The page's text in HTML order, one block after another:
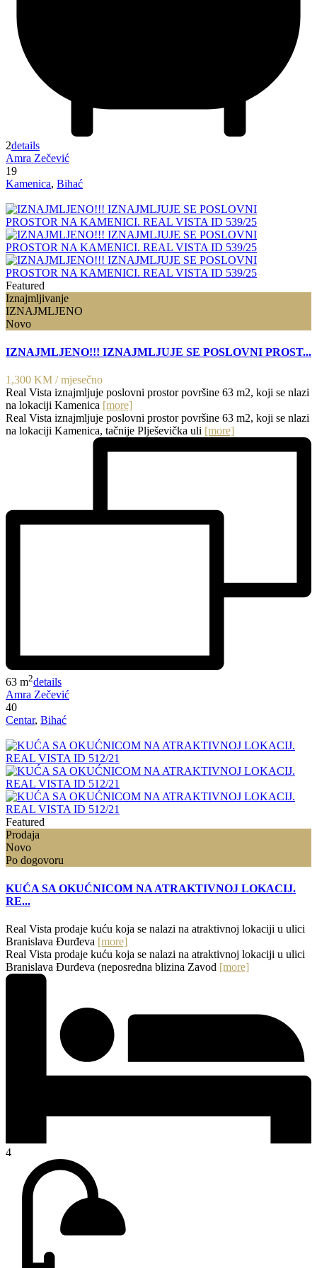
2details
Amra Zečević
19
Kamenica, Bihać
Featured
Iznajmljivanje
IZNAJMLJENO
Novo
IZNAJMLJENO!!! IZNAJMLJUJE SE POSLOVNI PROST...
1,300 KM / mjesečno
Real Vista iznajmljuje poslovni prostor površine 63 m2, koji se nlazi
na lokaciji Kamenica [more]
Real Vista iznajmljuje poslovni prostor površine 63 m2, koji se nlazi
na lokaciji Kamenica, tačnije Plješevička uli [more]
63 m2details
Amra Zečević
40
Centar, Bihać
Featured
Prodaja
Novo
Po dogovoru
KUĆA SA OKUĆNICOM NA ATRAKTIVNOJ LOKACIJ.
RE...
Real Vista prodaje kuću koja se nalazi na atraktivnoj lokaciji u ulici
Branislava Đurđeva [more]
Real Vista prodaje kuću koja se nalazi na atraktivnoj lokaciji u ulici
Branislava Đurđeva (neposredna blizina Zavod [more]
4